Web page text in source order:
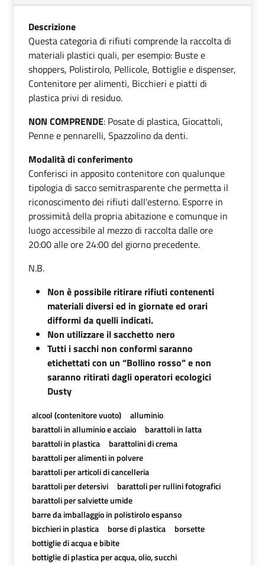
Descrizione
Questa categoria di rifiuti comprende la raccolta di
materiali plastici quali, per esempio: Buste e
shoppers, Polistirolo, Pellicole, Bottiglie e dispenser,
Contenitore per alimenti, Bicchieri e piatti di
plastica privi di residuo.
NON COMPRENDE: Posate di plastica, Giocattoli,
Penne e pennarelli, Spazzolino da denti.
Modalità di conferimento
Conferisci in apposito contenitore con qualunque
tipologia di sacco semitrasparente che permetta il
riconoscimento dei rifiuti dall'esterno. Esporre in
prossimità della propria abitazione e comunque in
luogo accessibile al mezzo di raccolta dalle ore
20:00 alle ore 24:00 del giorno precedente.
N.B.
Non è possibile ritirare rifiuti contenenti
materiali diversi ed in giornate ed orari
difformi da quelli indicati.
Non utilizzare il sacchetto nero
Tutti i sacchi non conformi saranno
etichettati con un “Bollino rosso” e non
saranno ritirati dagli operatori ecologici
Dusty
alcool (contenitore vuoto)
alluminio
barattoli in alluminio e acciaio
barattoli in latta
barattoli in plastica
barattolini di crema
barattoli per alimenti in polvere
barattoli per articoli di cancelleria
barattoli per detersivi
barattoli per rullini fotografici
barattoli per salviette umide
barre da imballaggio in polistirolo espanso
bicchieri in plastica
borse di plastica
borsette
bottiglie di acqua e bibite
bottiglie di plastica per acqua, olio, succhi